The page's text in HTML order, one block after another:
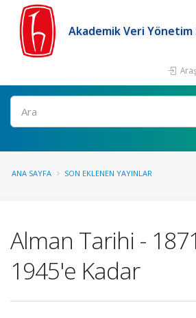
Akademik Veri Yönetim
Ara
ANA SAYFA SON EKLENEN YAYINLAR
Alman Tarihi -
1945'e Kadar